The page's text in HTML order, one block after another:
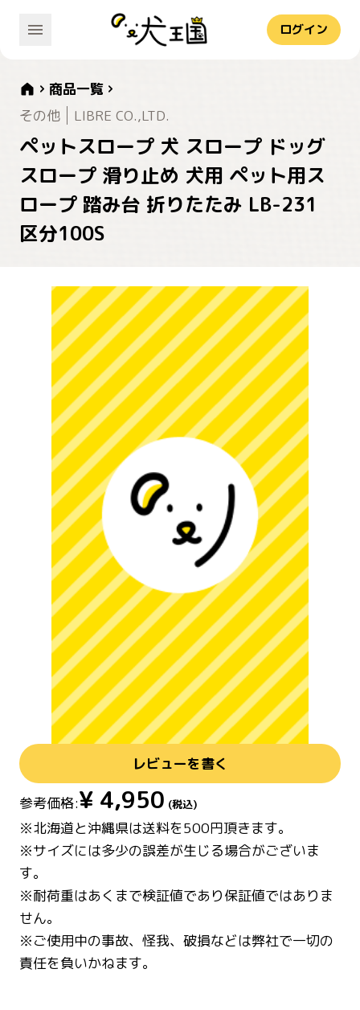
ログイン
商品一覧
その他
LIBRE CO.,LTD.
ペットスロープ 犬 スロープ ドッグ
スロープ 滑り止め 犬用 ペット用ス
ロープ 踏み台 折りたたみ LB-231
区分100S
レビューを書く
参考価格:¥ 4,950 (税込)
※北海道と沖縄県は送料を500円頂きます。
※サイズには多少の誤差が生じる場合がございま
す。
※耐荷重はあくまで検証値であり保証値ではありま
せん。
※ご使用中の事故、怪我、破損などは弊社で一切の
責任を負いかねます。